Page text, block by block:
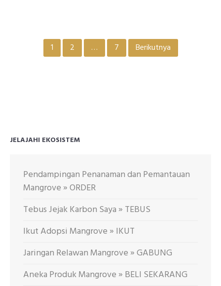
Paginasi1 2 … 7 Berikutnya
JELAJAHI EKOSISTEM
Pendampingan Penanaman dan Pemantauan
Mangrove » ORDER
Tebus Jejak Karbon Saya » TEBUS
Ikut Adopsi Mangrove » IKUT
Jaringan Relawan Mangrove » GABUNG
Aneka Produk Mangrove » BELI SEKARANG